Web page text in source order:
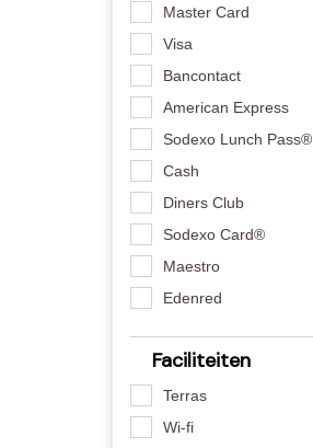
Master Card
Visa
Bancontact
American Express
Sodexo Lunch Pass®
Cash
Diners Club
Sodexo Card®
Maestro
Edenred
Faciliteiten
Terras
Wi-fi